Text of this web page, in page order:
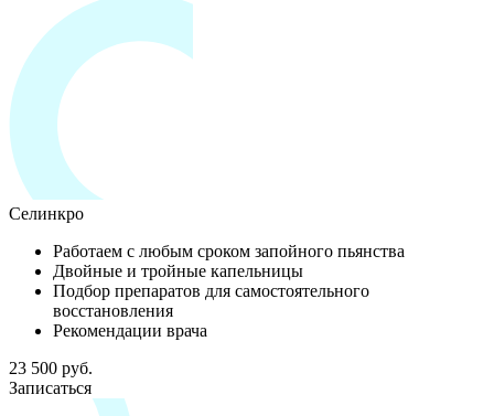
Селинкро
Работаем с любым сроком запойного пьянства
Двойные и тройные капельницы
Подбор препаратов для самостоятельного
восстановления
Рекомендации врача
23 500 руб.
Записаться